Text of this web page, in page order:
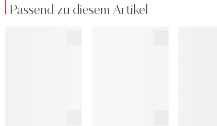
Passend zu diesem Artikel